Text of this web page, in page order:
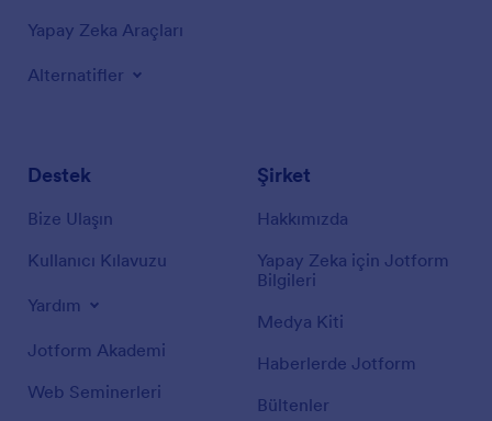
Yapay Zeka Araçları
Alternatifler
Destek
Bize Ulaşın
Kullanıcı Kılavuzu
Yardım
Jotform Akademi
Web Seminerleri
Şirket
Hakkımızda
Yapay Zeka için Jotform
Bilgileri
Medya Kiti
Haberlerde Jotform
Bültenler